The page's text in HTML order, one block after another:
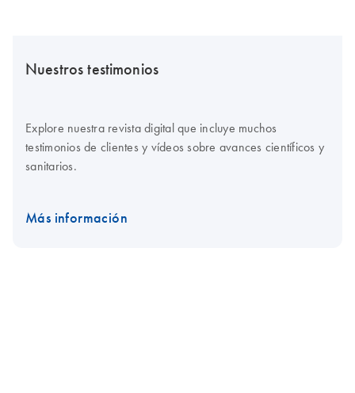
Nuestros testimonios
Explore nuestra revista digital que incluye muchos
testimonios de clientes y vídeos sobre avances científicos y
sanitarios.
Más información